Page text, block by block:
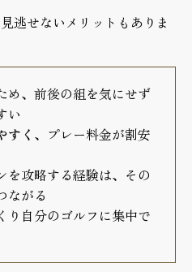
逃せないメリットもありま
め、前後の組を気にせず
い
すく 、プレー料金が割安
を攻略する経験は、その
ながる
り自分のゴルフに集中で